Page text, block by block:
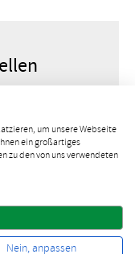
10% Rabatt sichern
um unsere Webseite
ein großartiges
zu den von uns verwendeten
Nein, anpassen